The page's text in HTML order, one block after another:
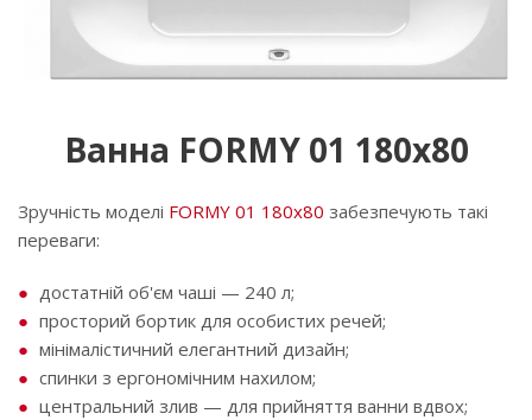
Ванна FORMY 01 180х80
Зручність моделі FORMY 01 180х80 забезпечують такі
переваги:
достатній об'єм чаші — 240 л;
просторий бортик для особистих речей;
мінімалістичний елегантний дизайн;
спинки з ергономічним нахилом;
центральний злив — для прийняття ванни вдвох;